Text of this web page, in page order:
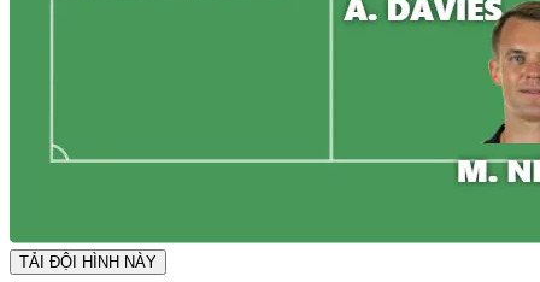
TẢI ĐỘI HÌNH NÀY